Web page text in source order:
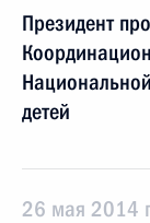
Президент
детей
26 мая 2014